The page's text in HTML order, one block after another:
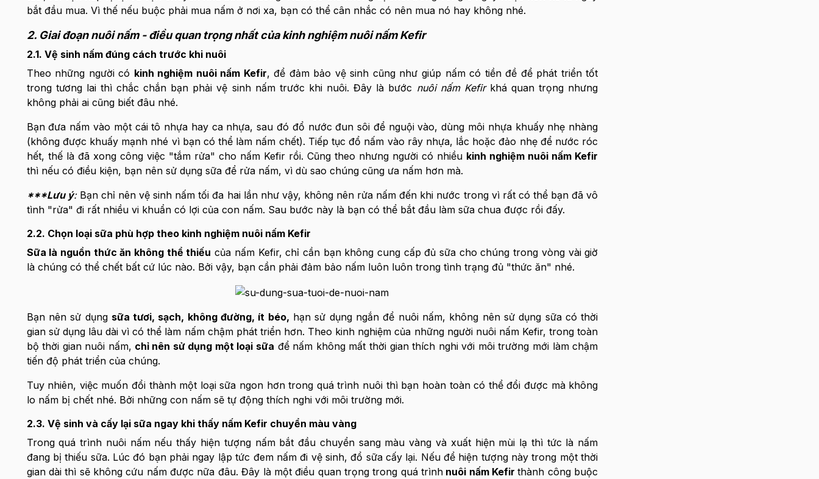
bắt đầu mua. Vì thế nếu buộc phải mua nấm ở nơi xa, bạn có thể cân nhắc có nên mua nó hay không nhé.
2. Giai đoạn nuôi nấm - điều quan trọng nhất của kinh nghiệm nuôi nấm Kefir
2.1. Vệ sinh nấm đúng cách trước khi nuôi
Theo những người có kinh nghiệm nuôi nấm Kefir, để đảm bảo vệ sinh cũng như giúp nấm có tiền đề để phát triển tốt
trong tương lai thì chắc chắn bạn phải vệ sinh nấm trước khi nuôi. Đây là bước nuôi nấm Kefirkhá quan trọng nhưng
không phải ai cũng biết đâu nhé.
Bạn đưa nấm vào một cái tô nhựa hay ca nhựa, sau đó đổ nước đun sôi để nguội vào, dùng môi nhựa khuấy nhẹ nhàng
(không được khuấy mạnh nhé vì bạn có thể làm nấm chết). Tiếp tục đổ nấm vào rây nhựa, lắc hoặc đảo nhẹ để nước róc
hết, thế là đã xong công việc "tắm rửa" cho nấm Kefir rồi. Cũng theo nhưng người có nhiều kinh nghiệm nuôi nấm Kefir
thì nếu có điều kiện, bạn nên sử dụng sữa để rửa nấm, vì dù sao chúng cũng ưa nấm hơn mà.
***Lưu ý:Bạn chỉ nên vệ sinh nấm tối đa hai lần như vậy, không nên rửa nấm đến khi nước trong vì rất có thể bạn đã vô
tình "rửa" đi rất nhiều vi khuẩn có lợi của con nấm. Sau bước này là bạn có thể bắt đầu làm sữa chua được rồi đấy.
2.2. Chọn loại sữa phù hợp theo kinh nghiệm nuôi nấm Kefir
Sữa là nguồn thức ăn không thể thiếu của nấm Kefir, chỉ cần bạn không cung cấp đủ sữa cho chúng trong vòng vài giờ
là chúng có thể chết bất cứ lúc nào. Bởi vậy, bạn cần phải đảm bảo nấm luôn luôn trong tình trạng đủ "thức ăn" nhé.
Bạn nên sử dụng sữa tươi, sạch, không đường, ít béo, hạn sử dụng ngắn để nuôi nấm, không nên sử dụng sữa có thời
gian sử dụng lâu dài vì có thể làm nấm chậm phát triển hơn. Theo kinh nghiệm của những người nuôi nấm Kefir, trong toàn
bộ thời gian nuôi nấm, chỉ nên sử dụng một loại sữa để nấm không mất thời gian thích nghi với môi trường mới làm chậm
tiến độ phát triển của chúng.
Tuy nhiên, việc muốn đổi thành một loại sữa ngon hơn trong quá trình nuôi thì bạn hoàn toàn có thể đổi được mà không
lo nấm bị chết nhé. Bởi những con nấm sẽ tự động thích nghi với môi trường mới.
2.3. Vệ sinh và cấy lại sữa ngay khi thấy nấm Kefir chuyển màu vàng
Trong quá trình nuôi nấm nếu thấy hiện tượng nấm bắt đầu chuyển sang màu vàng và xuất hiện mùi lạ thì tức là nấm
đang bị thiếu sữa. Lúc đó bạn phải ngay lập tức đem nấm đi vệ sinh, đổ sữa cấy lại. Nếu để hiện tượng này trong một thời
gian dài thì sẽ không cứu nấm được nữa đâu. Đây là một điều quan trọng trong quá trình nuôi nấm Kefirthành công buộc